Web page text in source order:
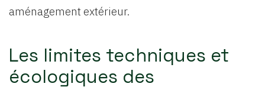
aménagement extérieur.
Les limites techniques et
écologiques des